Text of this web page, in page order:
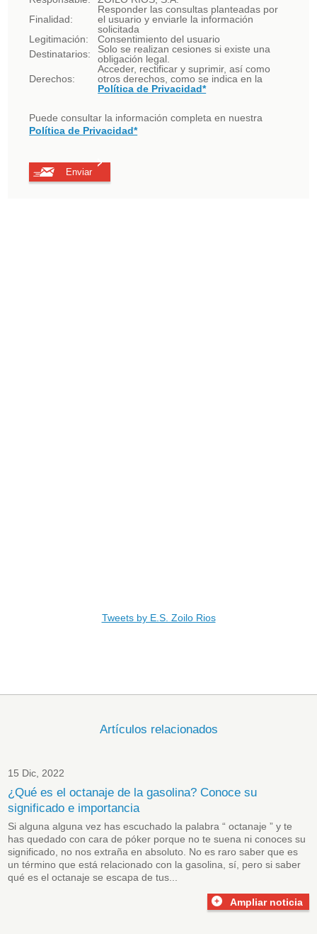
Finalidad:
Responder las consultas planteadas por
el usuario y enviarle la información
solicitada
Legitimación:
Consentimiento del usuario
Destinatarios:
Solo se realizan cesiones si existe una
obligación legal.
Derechos:
Acceder, rectificar y suprimir, así como
otros derechos, como se indica en la
Política de Privacidad*
Puede consultar la información completa en nuestra
Política de Privacidad*
Tweets by E.S. Zoilo Rios
Artículos relacionados
15 Dic, 2022
¿Qué es el octanaje de la gasolina? Conoce su
significado e importancia
Si alguna alguna vez has escuchado la palabra “ octanaje ” y te
has quedado con cara de póker porque no te suena ni conoces su
significado, no nos extraña en absoluto. No es raro saber que es
un término que está relacionado con la gasolina, sí, pero si saber
qué es el octanaje se escapa de tus...
Ampliar noticia